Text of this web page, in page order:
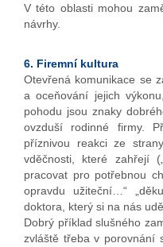
V této oblasti mohou
návrhy.
6. Firemní kultura
Otevřená komunikace se
a oceňování jejich
pohodu jsou znaky
ovzduší rodinné firmy.
příznivou reakci ze
vděčnosti, které zahřejí
pracovat pro potřebnou
opravdu užiteční…“
doktora, který si na nás
Dobrý příklad slušného
zvláště třeba v porovnání